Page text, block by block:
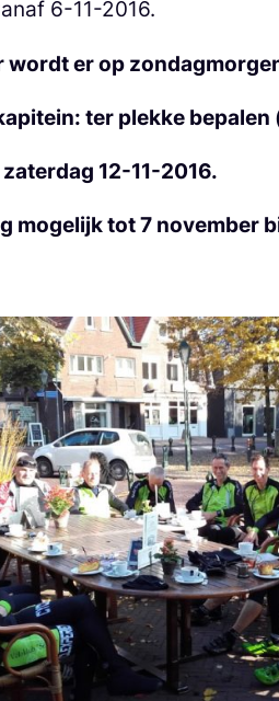
6-11-2016.
wordt er op
ter plekke bepalen
12-11-2016.
mogelijk tot 7 november